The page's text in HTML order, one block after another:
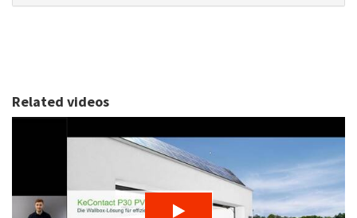
Related videos